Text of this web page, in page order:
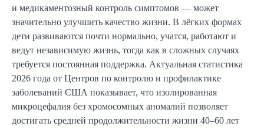
и медикаментозный контроль симптомов — может
значительно улучшить качество жизни. В лёгких формах
дети развиваются почти нормально, учатся, работают и
ведут независимую жизнь, тогда как в сложных случаях
требуется постоянная поддержка. Актуальная статистика
2026 года от Центров по контролю и профилактике
заболеваний США показывает, что изолированная
микроцефалия без хромосомных аномалий позволяет
достигать средней продолжительности жизни 40–60 лет